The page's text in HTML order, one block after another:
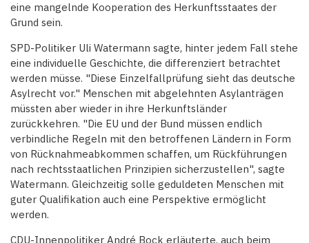
eine mangelnde Kooperation des Herkunftsstaates der
Grund sein.
SPD-Politiker Uli Watermann sagte, hinter jedem Fall stehe
eine individuelle Geschichte, die differenziert betrachtet
werden müsse. "Diese Einzelfallprüfung sieht das deutsche
Asylrecht vor." Menschen mit abgelehnten Asylanträgen
müssten aber wieder in ihre Herkunftsländer
zurückkehren. "Die EU und der Bund müssen endlich
verbindliche Regeln mit den betroffenen Ländern in Form
von Rücknahmeabkommen schaffen, um Rückführungen
nach rechtsstaatlichen Prinzipien sicherzustellen", sagte
Watermann. Gleichzeitig solle geduldeten Menschen mit
guter Qualifikation auch eine Perspektive ermöglicht
werden.
CDU-Innenpolitiker André Bock erläuterte, auch beim